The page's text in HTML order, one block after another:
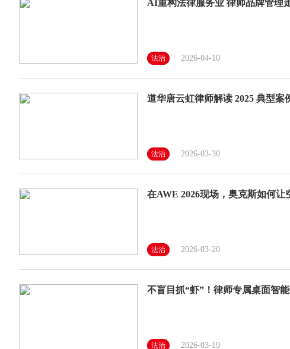
AI重构法律服务业 律师品牌管理
法治 2026-04-10
道华唐云虹律师解读 2025 典型
法治 2026-03-30
在AWE 2026现场，奥克斯如何
法治 2026-03-20
不盲目抓“虾”！律师专属桌面智
法治 2026-03-19